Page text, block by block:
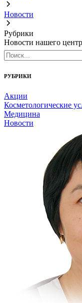
Новости
Рубрики
Новости нашего
РУБРИКИ
Акции
Косметологические
Медицина
Новости